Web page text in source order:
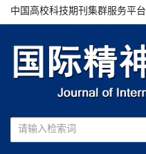
中国高校科技期刊集群服务平台